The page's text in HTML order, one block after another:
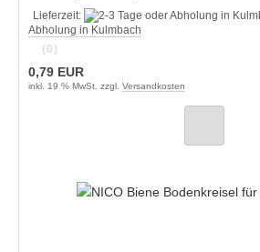
Lieferzeit:
Abholung in Kulmbach
(0)
0,79 EUR
inkl. 19 % MwSt. zzgl. Versandkosten